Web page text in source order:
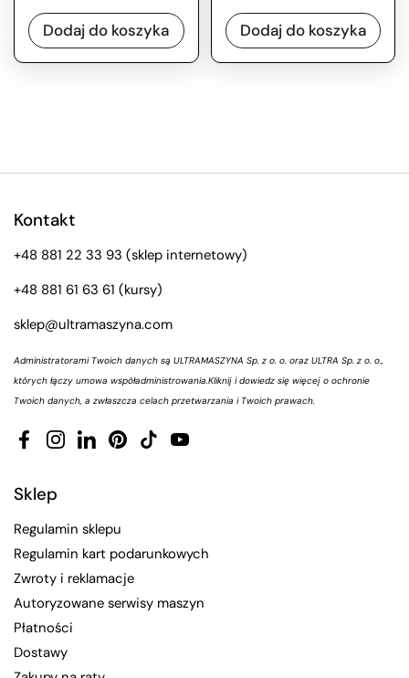
Dodaj do koszyka Dodaj do koszyka
Kontakt
+48 881 22 33 93 (sklep internetowy)
+48 881 61 63 61 (kursy)
sklep@ultramaszyna.com
Administratorami Twoich danych są ULTRAMASZYNA Sp. z o. o. oraz ULTRA Sp. z o. o.,
których łączy umowa współadministrowania.Kliknij i dowiedz się więcej o ochronie
Twoich danych, a zwłaszcza celach przetwarzania i Twoich prawach.
FacebookInstagram
LinkedInPinterest
TikTokYouTube
Sklep
Regulamin sklepu
Regulamin kart podarunkowych
Zwroty i reklamacje
Autoryzowane serwisy maszyn
Płatności
Dostawy